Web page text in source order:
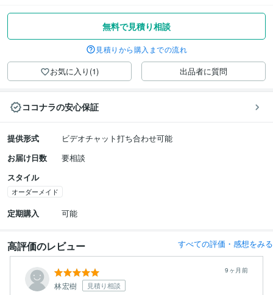
無料で見積り相談
見積りから購入までの流れ
お気に入り(1) 出品者に質問
ココナラの安心保証
提供形式
ビデオチャット打ち合わせ可能
お届け日数
要相談
スタイル
オーダーメイド
定期購入 可能
高評価のレビュー すべての評価・感想をみる
林宏樹 見積り相談
9ヶ月前